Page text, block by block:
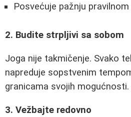
Posvećuje pažnju
2. Budite strpljivi sa sobom
Joga nije takmičenje. Svako
napreduje sopstvenim
granicama svojih mogućnosti.
3. Vežbajte redovno